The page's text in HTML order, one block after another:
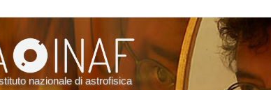
nazionale di astrofisica